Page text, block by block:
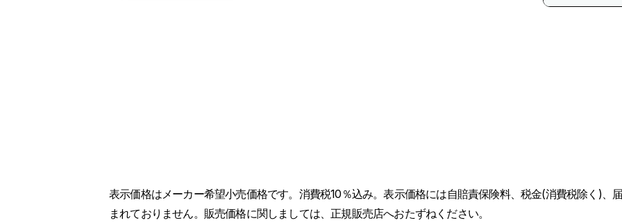
表示価格はメーカー希望小売価格です。消費税10％込み。表示価格には自賠責保険料、税金(消費税除く)、
まれておりません。販売価格に関しましては、正規販売店へおたずねください。